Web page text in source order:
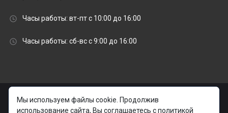
Часы работы: вт-пт с 10:00 до 16:00
Часы работы: сб-вс с 9:00 до 16:00
© 2026 stellamaster.ru | «Стелла Мастер» Гранитная
мастерская |
Мы используем файлы cookie. Продолжив
использование сайта, Вы соглашаетесь с политикой